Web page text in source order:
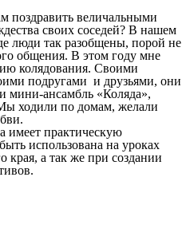
поздравить величальными
своих соседей? В нашем
люди так разобщены, порой не
общения. В этом году мне
колядования. Своими
подругами и друзьями, они
мини-ансамбль «Коляда»,
ходили по домам, желали
имеет практическую
использована на уроках
края, а так же при создании